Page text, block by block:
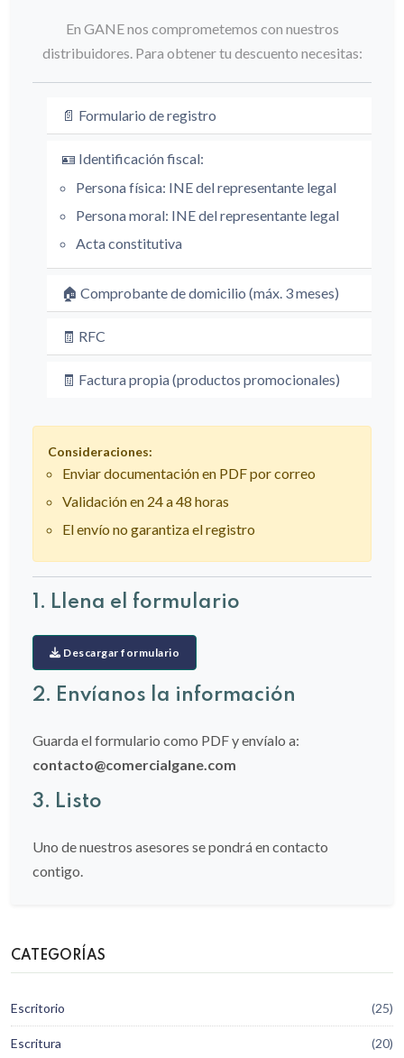
En GANE nos comprometemos con nuestros
distribuidores. Para obtener tu descuento necesitas:
📄 Formulario de registro
🪪 Identificación fiscal:
Persona física: INE del representante legal
Persona moral: INE del representante legal
Acta constitutiva
🏠 Comprobante de domicilio (máx. 3 meses)
🧾 RFC
🧾 Factura propia (productos promocionales)
Consideraciones:
Enviar documentación en PDF por correo
Validación en 24 a 48 horas
El envío no garantiza el registro
1. Llena el formulario
Descargar formulario
2. Envíanos la información
Guarda el formulario como PDF y envíalo a:
contacto@comercialgane.com
3. Listo
Uno de nuestros asesores se pondrá en contacto
contigo.
CATEGORÍAS
Escritorio (25)
Escritura (20)